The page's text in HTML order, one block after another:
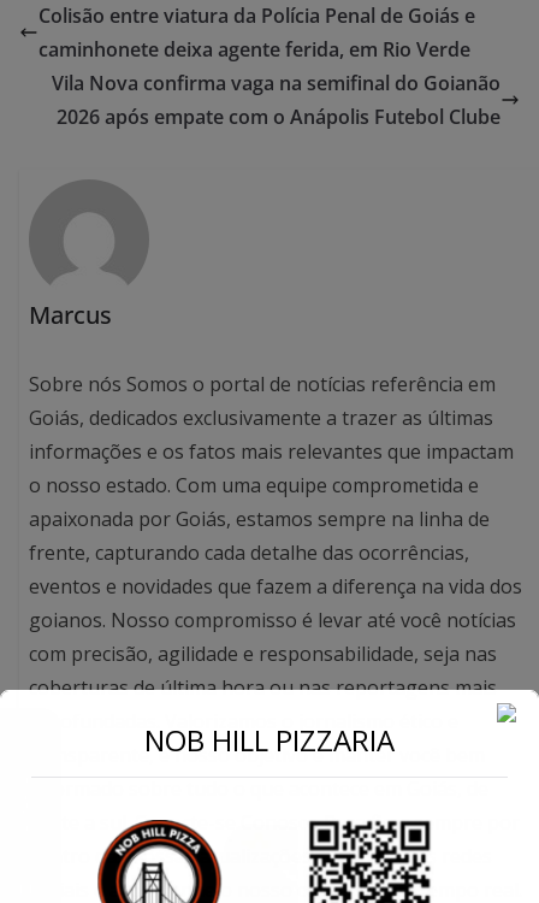
Colisão entre viatura da Polícia Penal de Goiás e
caminhonete deixa agente ferida, em Rio Verde
Vila Nova confirma vaga na semifinal do Goianão
2026 após empate com o Anápolis Futebol Clube
Marcus
Sobre nós Somos o portal de notícias referência em
Goiás, dedicados exclusivamente a trazer as últimas
informações e os fatos mais relevantes que impactam
o nosso estado. Com uma equipe comprometida e
apaixonada por Goiás, estamos sempre na linha de
frente, capturando cada detalhe das ocorrências,
eventos e novidades que fazem a diferença na vida dos
goianos. Nosso compromisso é levar até você notícias
com precisão, agilidade e responsabilidade, seja nas
coberturas de última hora ou nas reportagens mais
transparente, e nosso objetivo é manter você bem
norte a sul. Conecte-se Conosco Para ficar sempre por
dentro das nossas atualizações, siga-nos nas redes
sociais e acompanhe o nosso conteúdo em tempo real.
NOB HILL PIZZARIA